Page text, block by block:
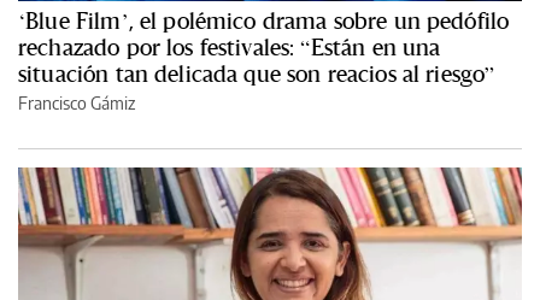
‘Blue Film’, el polémico drama sobre un pedófilo
rechazado por los festivales: “Están en una
situación tan delicada que son reacios al riesgo”
Francisco Gámiz